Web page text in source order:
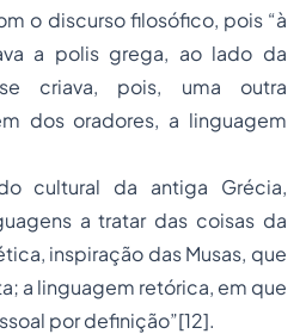
o discurso filosófico, pois “à
a polisgrega, ao lado da
criava, pois, uma outra
dos oradores, a linguagem
cultural da antiga Grécia,
a tratar das coisas da
inspiração das Musas, que
a linguagem retórica, em que
por definição”[12].